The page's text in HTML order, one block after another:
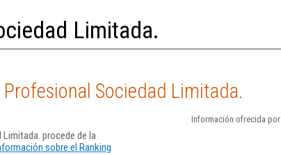
Limitada.
Sociedad Limitada.
Información ofrecida por
procede de la
sobre el Ranking